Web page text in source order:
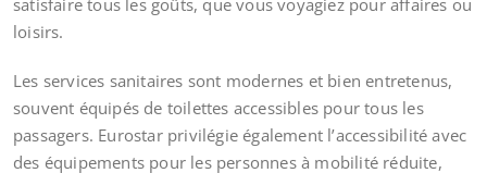
satisfaire tous les goûts, que vous voyagiez pour affaires ou
loisirs.
Les services sanitaires sont modernes et bien entretenus,
souvent équipés de toilettes accessibles pour tous les
passagers. Eurostar privilégie également l’accessibilité avec
des équipements pour les personnes à mobilité réduite,